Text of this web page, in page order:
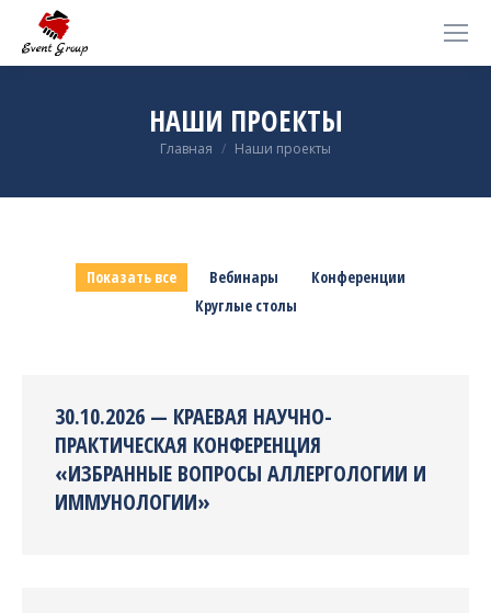
НАШИ ПРОЕКТЫ
Вы здесь:
Главная Наши проекты
Показать все Вебинары
Конференции
Круглые столы
30.10.2026 — КРАЕВАЯ НАУЧНО-
ПРАКТИЧЕСКАЯ КОНФЕРЕНЦИЯ
«ИЗБРАННЫЕ ВОПРОСЫ АЛЛЕРГОЛОГИИ И
ИММУНОЛОГИИ»